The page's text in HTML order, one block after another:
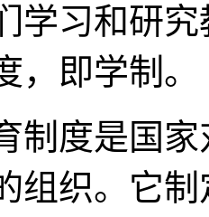
学习和研
，即学制。
度是国家
组织。它